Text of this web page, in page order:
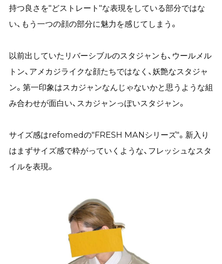
持つ良さを"どストレート"な表現をしている部分ではな
い、もう一つの顔の部分に魅力を感じてしまう。
以前出していたリバーシブルのスタジャンも、ウールメル
トン、アメカジライクな顔たちではなく、妖艶なスタジャ
ン。第一印象はスカジャンなんじゃないかと思うような組
み合わせが面白い、スカジャンっぽいスタジャン。
サイズ感はrefomedの"FRESH MANシリーズ"。新入り
はまずサイズ感で粋がっていくような、フレッシュなスタ
イルを表現。